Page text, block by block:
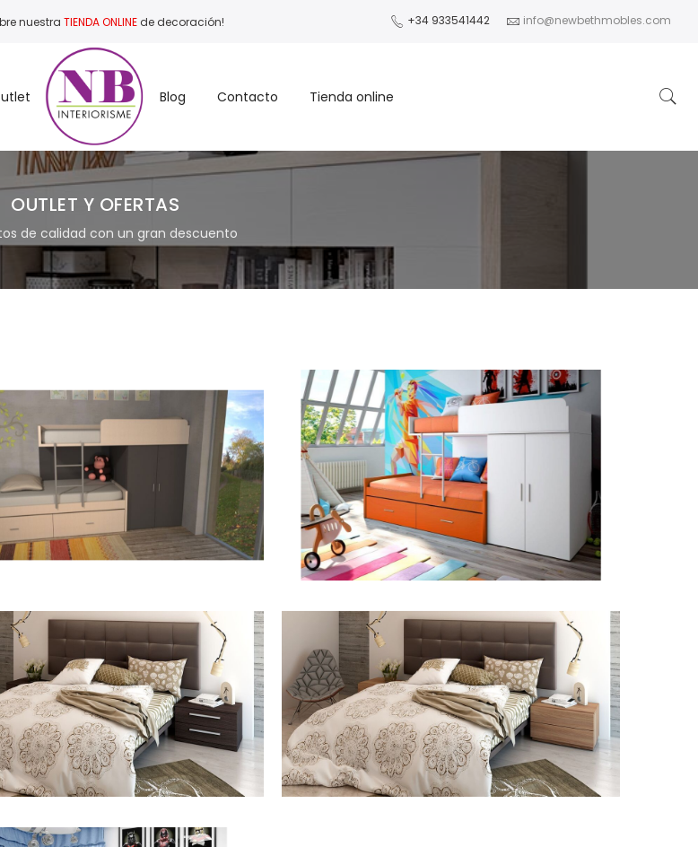
nuestraTIENDA ONLINE de decoración! +34 933541442 info@newbethmobles.com
Blog Contacto Tienda online
OUTLET Y OFERTAS
de calidad con un gran descuento
Habitación TrenCH Habitación Tren
matrimonio G531 Dormitorio matrimonio G534